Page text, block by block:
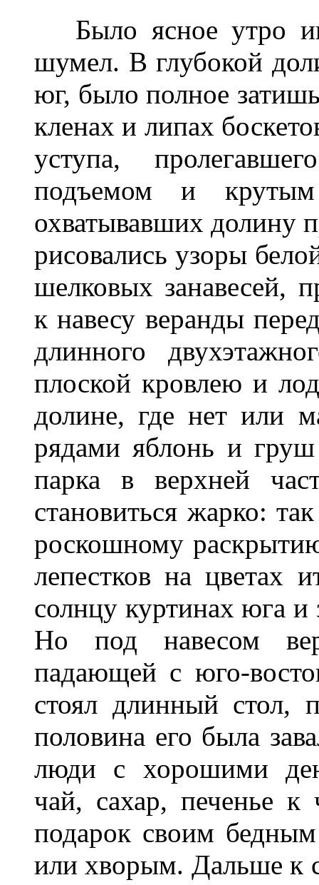
Было ясное утро
шумел. В глубокой
юг, было полное
кленах и липах
уступа,
подъемом и
охватывавших долину
рисовались узоры
шелковых занавесей,
к навесу веранды
длинного
плоской кровлею и
долине, где нет или
рядами яблонь и
парка в верхней
становиться жарко:
роскошному
лепестков на цветах
солнцу куртинах юга
Но под навесом
падающей с юго-
стоял длинный стол,
половина его была
люди с хорошими
чай, сахар, печенье
подарок своим
или хворым. Дальше к